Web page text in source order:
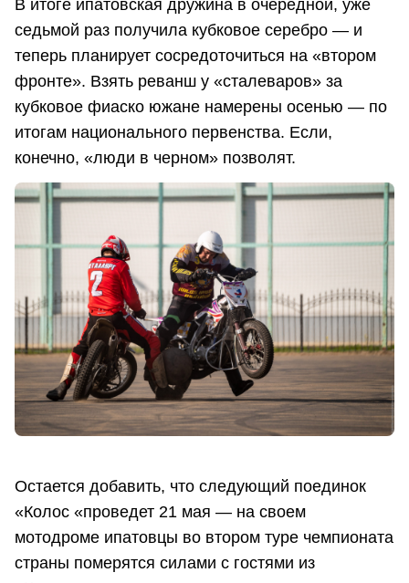
В итоге ипатовская дружина в очередной, уже
седьмой раз получила кубковое серебро — и
теперь планирует сосредоточиться на «втором
фронте». Взять реванш у «сталеваров» за
кубковое фиаско южане намерены осенью — по
итогам национального первенства. Если,
конечно, «люди в черном» позволят.
Остается добавить, что следующий поединок
«Колос «проведет 21 мая — на своем
мотодроме ипатовцы во втором туре чемпионата
страны померятся силами с гостями из